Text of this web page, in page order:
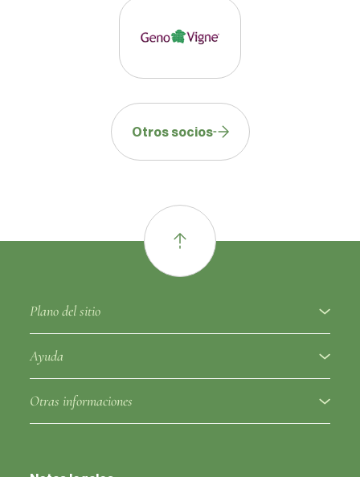
Otros socios
Plano del sitio
A proposito
Portainjertos
Ayuda
Glosario ampelográfico
Aviso de variedad de uva
Otras informaciones